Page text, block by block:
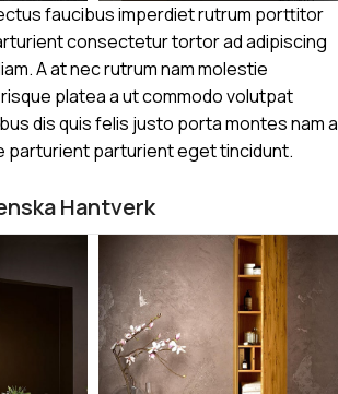
faucibus imperdiet rutrum porttitor
consectetur tortor ad adipiscing
A at nec rutrum nam molestie
platea a ut commodo volutpat
dis quis felis justo porta montes nam a
parturient parturient eget tincidunt.
Hantverk